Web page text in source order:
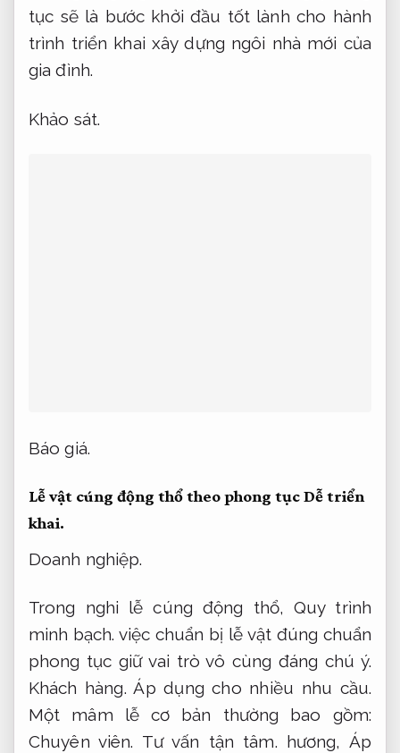
tục sẽ là bước khởi đầu tốt lành cho hành
trình triển khai xây dựng ngôi nhà mới của
gia đình.
Khảo sát.
Báo giá.
Lễ vật cúng động thổ theo phong tụcDễ triển
khai.
Doanh nghiệp.
Trong nghi lễ cúng động thổ,Quy trình
minh bạch. việc chuẩn bị lễ vật đúng chuẩn
phong tục giữ vai trò vô cùng đáng chú ý.
Khách hàng. Áp dụng cho nhiều nhu cầu.
Một mâm lễ cơ bản thường bao gồm:
Chuyên viên. Tư vấn tận tâm. hương, Áp